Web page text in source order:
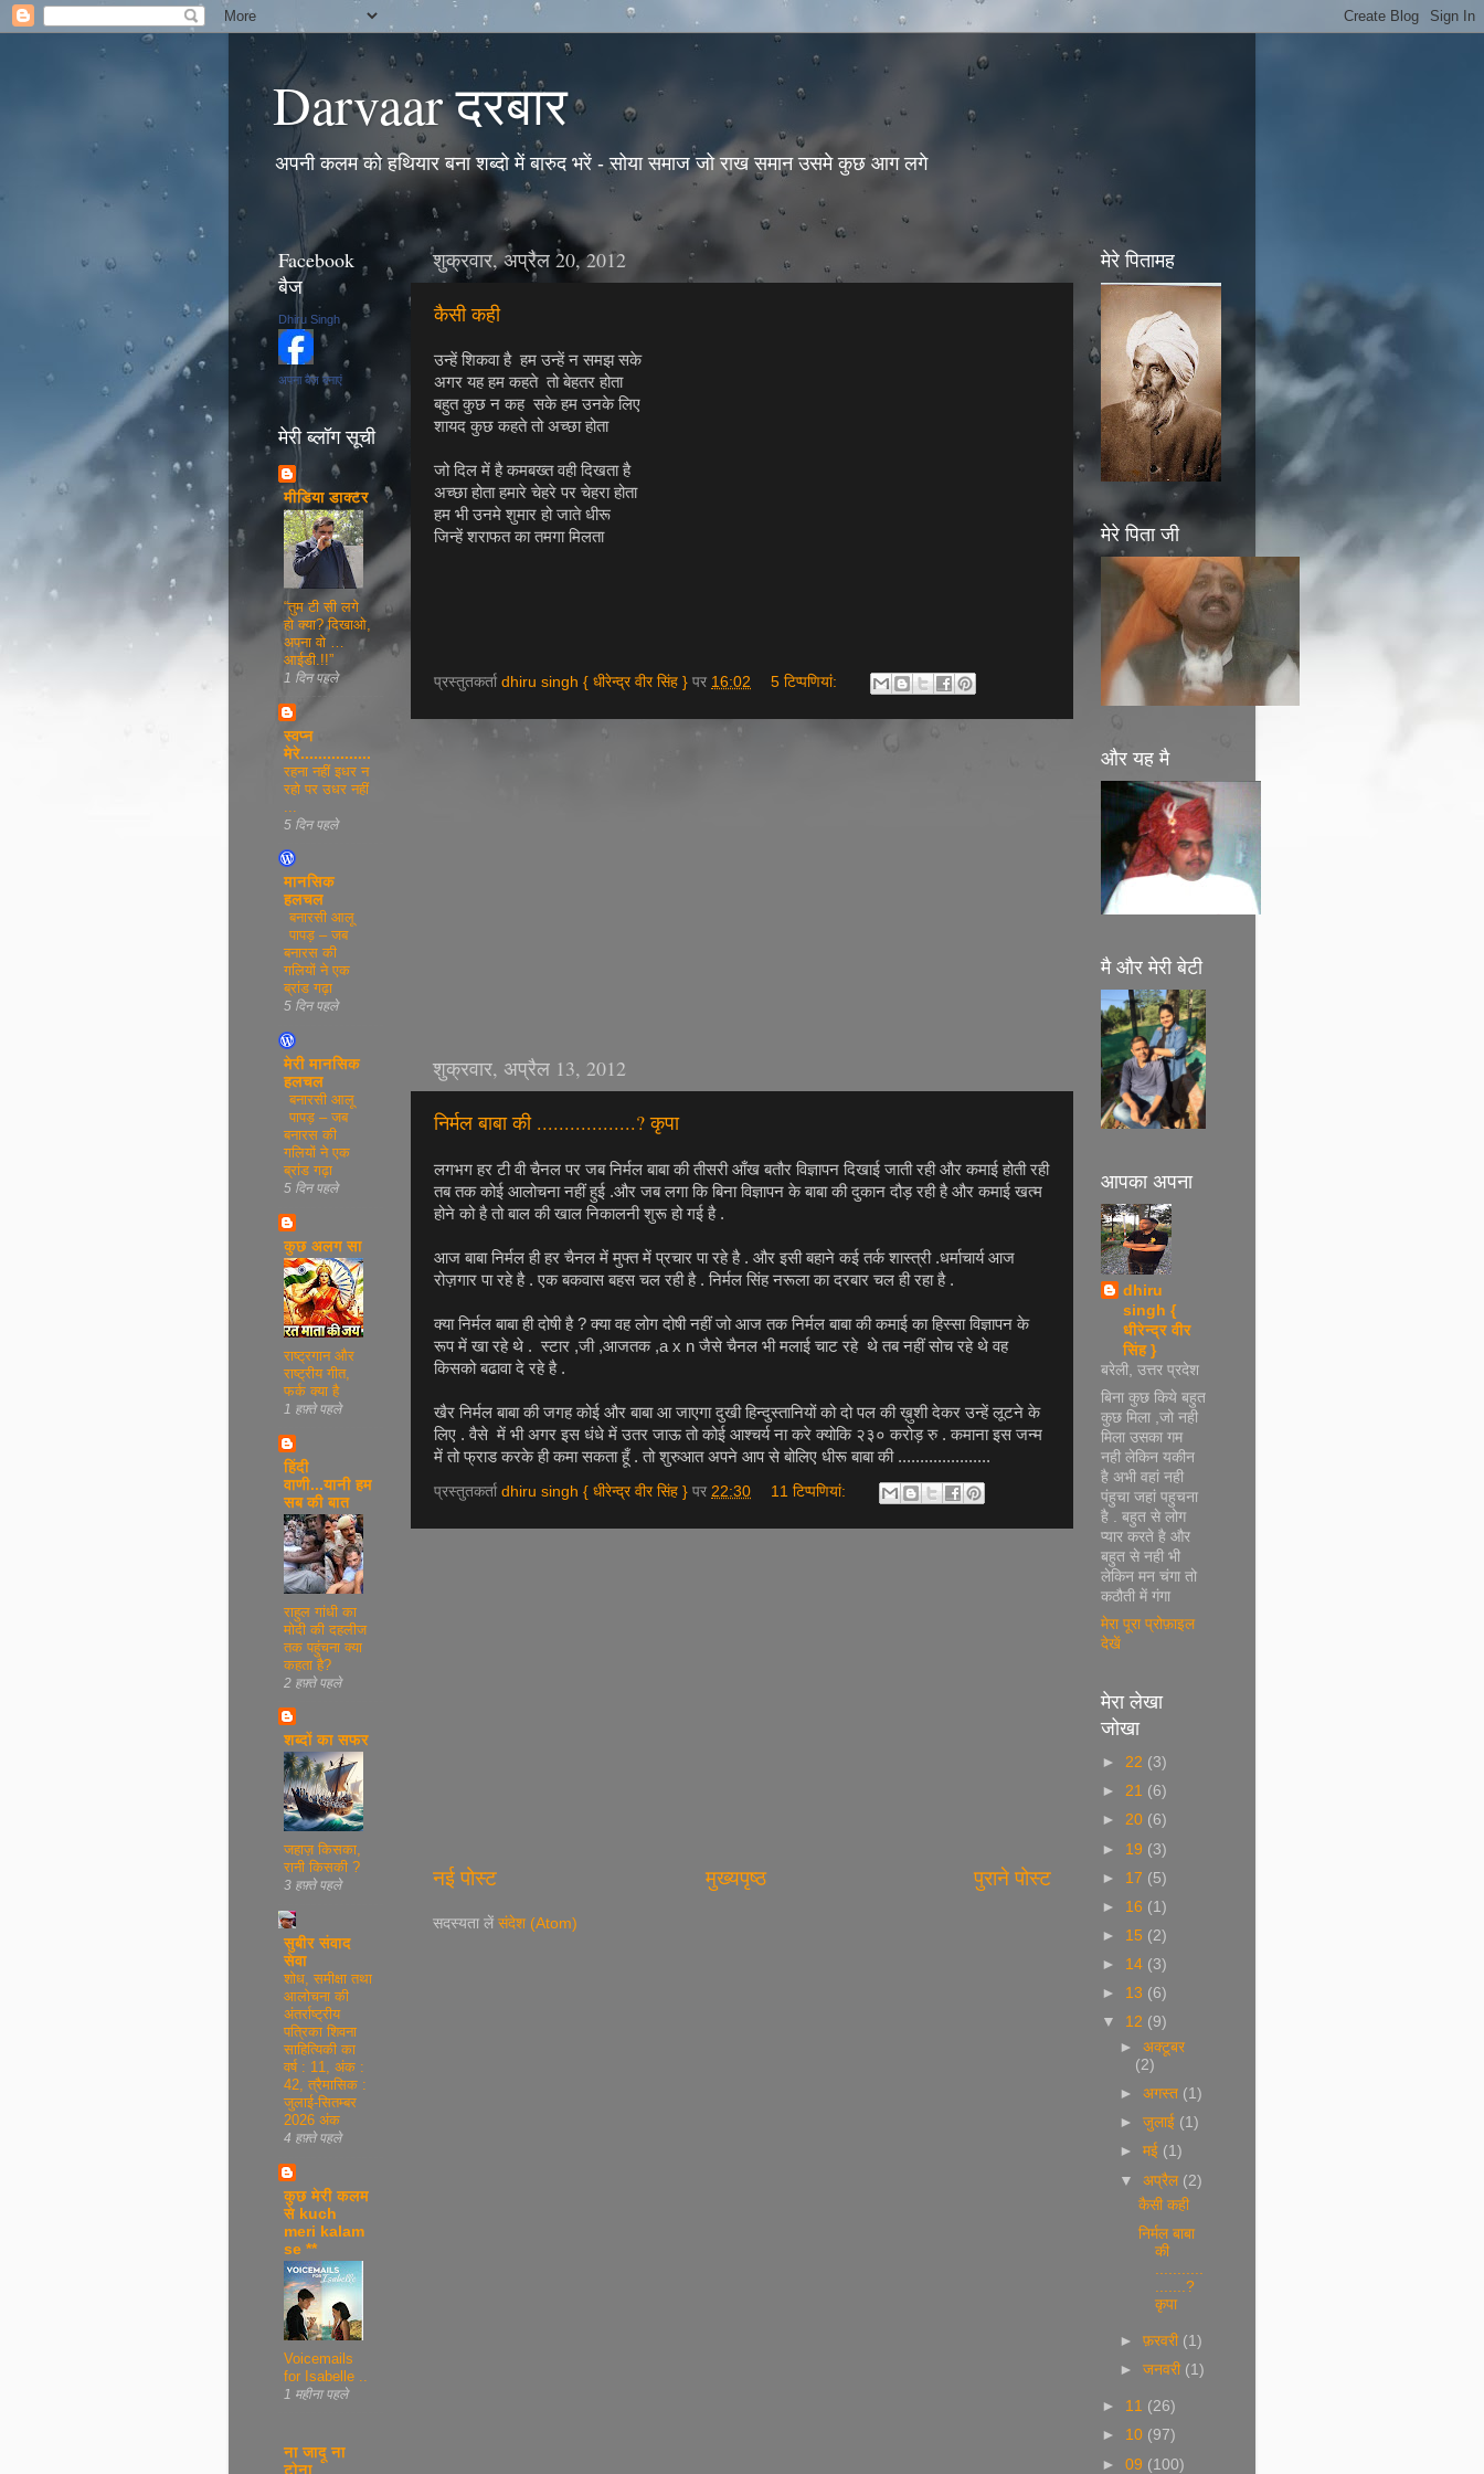
Darvaar दरबार
अपनी कलम को हथियार बना शब्दो में बारुद भरें - सोया समाज जो राख समान उसमे कुछ आग लगे
शुक्रवार, अप्रैल 20, 2012
कैसी कही
उन्हें शिकवा है हम उन्हें न समझ सके
अगर यह हम कहते तो बेहतर होता
बहुत कुछ न कह सके हम उनके लिए
शायद कुछ कहते तो अच्छा होता
जो दिल में है कमबख्त वही दिखता है
अच्छा होता हमारे चेहरे पर चेहरा होता
हम भी उनमे शुमार हो जाते धीरू
जिन्हें शराफत का तमगा मिलता
प्रस्तुतकर्ता dhiru singh { धीरेन्द्र वीर सिंह } पर 16:02 5 टिप्‍पणियां:
शुक्रवार, अप्रैल 13, 2012
निर्मल बाबा की ..................? कृपा
लगभग हर टी वी चैनल पर जब निर्मल बाबा की तीसरी आँख बतौर विज्ञापन दिखाई जाती रही और कमाई होती रही
तब तक कोई आलोचना नहीं हुई .और जब लगा कि बिना विज्ञापन के बाबा की दुकान दौड़ रही है और कमाई खत्म
होने को है तो बाल की खाल निकालनी शुरू हो गई है .
आज बाबा निर्मल ही हर चैनल में मुफ्त में प्रचार पा रहे है . और इसी बहाने कई तर्क शास्त्री .धर्माचार्य आज
रोज़गार पा रहे है . एक बकवास बहस चल रही है . निर्मल सिंह नरूला का दरबार चल ही रहा है .
क्या निर्मल बाबा ही दोषी है ? क्या वह लोग दोषी नहीं जो आज तक निर्मल बाबा की कमाई का हिस्सा विज्ञापन के
रूप में खा रहे थे . स्टार ,जी ,आजतक ,a x n जैसे चैनल भी मलाई चाट रहे थे तब नहीं सोच रहे थे वह
किसको बढावा दे रहे है .
खैर निर्मल बाबा की जगह कोई और बाबा आ जाएगा दुखी हिन्दुस्तानियों को दो पल की ख़ुशी देकर उन्हें लूटने के
लिए . वैसे में भी अगर इस धंधे में उतर जाऊ तो कोई आश्चर्य ना करे क्योकि २३० करोड़ रु . कमाना इस जन्म
में तो फ्राड करके ही कमा सकता हूँ . तो शुरुआत अपने आप से बोलिए धीरू बाबा की .....................
प्रस्तुतकर्ता dhiru singh { धीरेन्द्र वीर सिंह } पर 22:30 11 टिप्‍पणियां:
नई पोस्ट पुराने पोस्ट
मुख्यपृष्ठ
सदस्यता लें संदेश (Atom)
Facebook
बैज
Dhiru Singh
अपना बैज बनाएं
मेरी ब्लॉग सूची
मीडिया डाक्टर
“तुम टी सी लगे
हो क्या? दिखाओ,
अपना वो …
आईडी.!!”
1 दिन पहले
स्वप्न
मेरे................
रहना नहीं इधर न
रहो पर उधर नहीं
5 दिन पहले
मानसिक
हलचल
बनारसी आलू
पापड़ – जब
बनारस की
गलियों ने एक
ब्रांड गढ़ा
5 दिन पहले
मेरी मानसिक
हलचल
बनारसी आलू
पापड़ – जब
बनारस की
गलियों ने एक
ब्रांड गढ़ा
5 दिन पहले
कुछ अलग सा
राष्ट्रगान और
राष्ट्रीय गीत,
फर्क क्या है
1 हफ़्ते पहले
हिंदी
वाणी...यानी हम
सब की बात
राहुल गांधी का
मोदी की दहलीज
तक पहुंचना क्या
कहता है?
2 हफ़्ते पहले
शब्दों का सफर
जहाज़ किसका,
रानी किसकी ?
3 हफ़्ते पहले
सुबीर संवाद
सेवा
शोध, समीक्षा तथा
आलोचना की
अंतर्राष्ट्रीय
पत्रिका शिवना
साहित्यिकी का
वर्ष : 11, अंक :
42, त्रैमासिक :
जुलाई-सितम्बर
2026 अंक
4 हफ़्ते पहले
कुछ मेरी कलम
से kuch
meri kalam
se **
Voicemails
for Isabelle ..
1 महीना पहले
ना जादू ना
टोना
मेरे पितामह
मेरे पिता जी
और यह मै
मै और मेरी बेटी
आपका अपना
dhiru
singh {
धीरेन्द्र वीर
सिंह }
बरेली, उत्तर प्रदेश
बिना कुछ किये बहुत
कुछ मिला ,जो नही
मिला उसका गम
नही लेकिन यकीन
है अभी वहां नही
पंहुचा जहां पहुचना
है . बहुत से लोग
प्यार करते है और
बहुत से नही भी
लेकिन मन चंगा तो
कठौती में गंगा
मेरा पूरा प्रोफ़ाइल
देखें
मेरा लेखा
जोखा
► 22 (3)
► 21 (6)
► 20 (6)
► 19 (3)
► 17 (5)
► 16 (1)
► 15 (2)
► 14 (3)
► 13 (6)
▼ 12 (9)
►अक्टूबर
(2)
►अगस्त (1)
►जुलाई (1)
►मई (1)
▼अप्रैल (2)
कैसी कही
निर्मल बाबा
की
...........
.......?
कृपा
►फ़रवरी (1)
►जनवरी (1)
► 11 (26)
► 10 (97)
► 09 (100)